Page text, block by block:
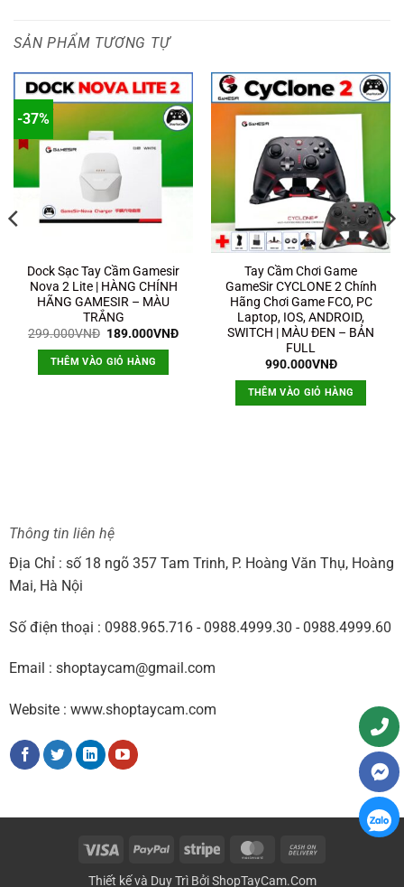
SẢN PHẨM TƯƠNG TỰ
-37%
Dock Sạc Tay Cầm Gamesir
Nova 2 Lite | HÀNG CHÍNH
HÃNG GAMESIR – MÀU
TRẮNG
299.000VNĐ Giá
là:
299.000VNĐ.
189.000VNĐGiá
189.000VNĐ.
THÊM VÀO GIỎ HÀNG
Tay Cầm Chơi Game
GameSir CYCLONE 2 Chính
Hãng Chơi Game FCO, PC
Laptop, IOS, ANDROID,
SWITCH | MÀU ĐEN – BẢN
FULL
990.000VNĐ
THÊM VÀO GIỎ HÀNG
Thông tin liên hệ
Địa Chỉ : số 18 ngõ 357 Tam Trinh, P. Hoàng Văn Thụ, Hoàng
Mai, Hà Nội
Số điện thoại : 0988.965.716 - 0988.4999.30 - 0988.4999.60
Email : shoptaycam@gmail.com
Website : www.shoptaycam.com
Visa PayPal Stripe MasterCard
Thiết kế và Duy Trì BởiShopTayCam.Com